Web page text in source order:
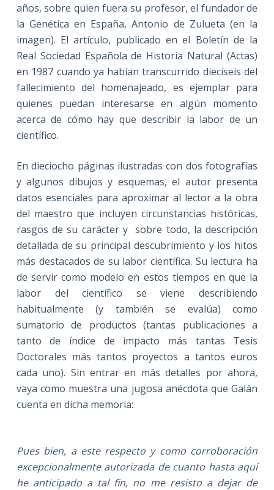
años, sobre quien fuera su profesor, el fundador de
la Genética en España, Antonio de Zulueta (en la
imagen). El artículo, publicado en el Boletín de la
Real Sociedad Española de Historia Natural (Actas)
en 1987 cuando ya habían transcurrido dieciseis del
fallecimiento del homenajeado, es ejemplar para
quienes puedan interesarse en algún momento
acerca de cómo hay que describir la labor de un
científico.
En dieciocho páginas ilustradas con dos fotografías
y algunos dibujos y esquemas, el autor presenta
datos esenciales para aproximar al lector a la obra
del maestro que incluyen circunstancias históricas,
rasgos de su carácter y sobre todo, la descripción
detallada de su principal descubrimiento y los hitos
más destacados de su labor científica. Su lectura ha
de servir como modelo en estos tiempos en que la
labor del científico se viene describiendo
habitualmente (y también se evalúa) como
sumatorio de productos (tantas publicaciones a
tanto de índice de impacto más tantas Tesis
Doctorales más tantos proyectos a tantos euros
cada uno). Sin entrar en más detalles por ahora,
vaya como muestra una jugosa anécdota que Galán
cuenta en dicha memoria:
Pues bien, a este respecto y como corroboración
excepcionalmente autorizada de cuanto hasta aquí
he anticipado a tal fin, no me resisto a dejar de